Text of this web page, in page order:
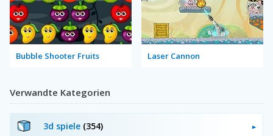
Bubble Shooter Fruits Laser Cannon
Verwandte Kategorien
3d spiele (354)